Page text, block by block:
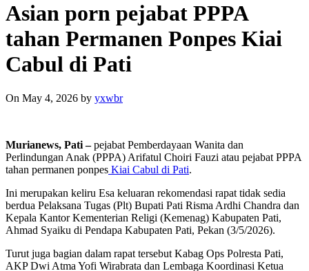
Asian porn pejabat PPPA
tahan Permanen Ponpes Kiai
Cabul di Pati
On May 4, 2026 by yxwbr
Murianews, Pati –pejabat Pemberdayaan Wanita dan
Perlindungan Anak (PPPA) Arifatul Choiri Fauzi atau pejabat PPPA
tahan permanen ponpes Kiai Cabul di Pati.
Ini merupakan keliru Esa keluaran rekomendasi rapat tidak sedia
berdua Pelaksana Tugas (Plt) Bupati Pati Risma Ardhi Chandra dan
Kepala Kantor Kementerian Religi (Kemenag) Kabupaten Pati,
Ahmad Syaiku di Pendapa Kabupaten Pati, Pekan (3/5/2026).
Turut juga bagian dalam rapat tersebut Kabag Ops Polresta Pati,
AKP Dwi Atma Yofi Wirabrata dan Lembaga Koordinasi Ketua